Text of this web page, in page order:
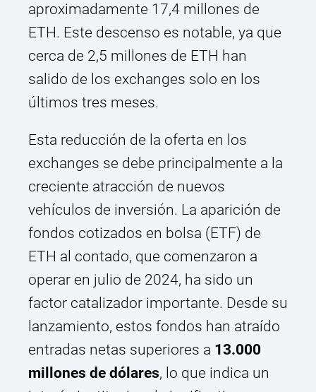
aproximadamente 17,4 millones de
ETH. Este descenso es notable, ya que
cerca de 2,5 millones de ETH han
salido de los exchanges solo en los
últimos tres meses.
Esta reducción de la oferta en los
exchanges se debe principalmente a la
creciente atracción de nuevos
vehículos de inversión. La aparición de
fondos cotizados en bolsa (ETF) de
ETH al contado, que comenzaron a
operar en julio de 2024, ha sido un
factor catalizador importante. Desde su
lanzamiento, estos fondos han atraído
entradas netas superiores a 13.000
millones de dólares, lo que indica un